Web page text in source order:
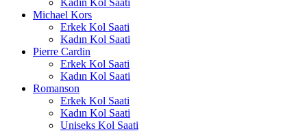
Michael Kors
Erkek Kol Saati
Kadın Kol Saati
Pierre Cardin
Erkek Kol Saati
Kadın Kol Saati
Romanson
Erkek Kol Saati
Kadın Kol Saati
Uniseks Kol Saati